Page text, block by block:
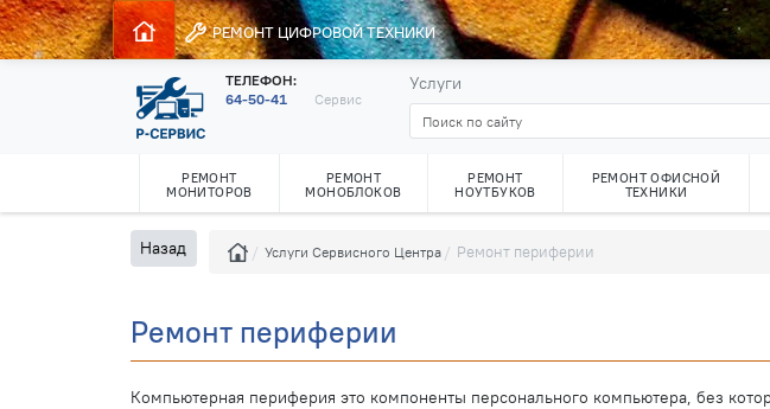
РЕМОНТЦИФРОВОЙ ТЕХНИКИ
ТЕЛЕФОН:
64-50-41
Сервис
Услуги
РЕМОНТ
МОНИТОРОВ
РЕМОНТ
МОНОБЛОКОВ
РЕМОНТ
НОУТБУКОВ
РЕМОНТ ОФИСНОЙ
ТЕХНИКИ
Назад Услуги Сервисного Центра Ремонт периферии
Ремонт периферии
Компьютерная периферия это компоненты персонального компьютера, без